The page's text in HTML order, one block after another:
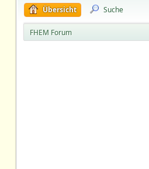
Übersicht Suche
FHEM Forum